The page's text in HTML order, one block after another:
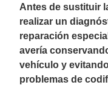
Antes de sustituir
realizar un
reparación
avería
vehículo y
problemas de